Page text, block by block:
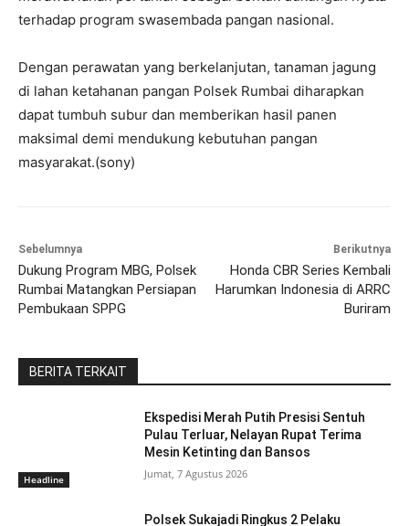
terhadap program swasembada pangan nasional.
Dengan perawatan yang berkelanjutan, tanaman jagung
di lahan ketahanan pangan Polsek Rumbai diharapkan
dapat tumbuh subur dan memberikan hasil panen
maksimal demi mendukung kebutuhan pangan
masyarakat.(sony)
Sebelumnya
Dukung Program MBG, Polsek
Rumbai Matangkan Persiapan
Pembukaan SPPG
Berikutnya
Honda CBR Series Kembali
Harumkan Indonesia di ARRC
Buriram
BERITA TERKAIT
Headline
Ekspedisi Merah Putih Presisi Sentuh
Pulau Terluar, Nelayan Rupat Terima
Mesin Ketinting dan Bansos
Jumat, 7 Agustus 2026
Polsek Sukajadi Ringkus 2 Pelaku